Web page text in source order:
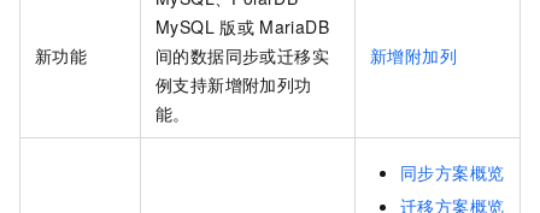
新功能
MySQL 版或 MariaDB
间的数据同步或迁移实
例支持新增附加列功
能。
新增附加列
同步方案概览
迁移方案概览